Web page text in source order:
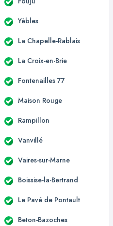
Yèbles
La Chapelle-Rablais
La Croix-en-Brie
Fontenailles 77
Maison Rouge
Rampillon
Vanvillé
Vaires-sur-Marne
Boissise-la-Bertrand
Le Pavé de Pontault
Beton-Bazoches